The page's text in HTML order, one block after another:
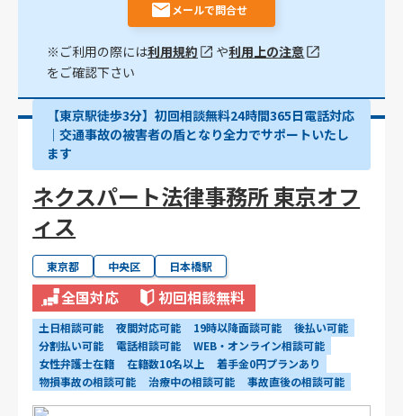
メールで問合せ
※ご利用の際には利用規約 や利用上の注意
をご確認下さい
【東京駅徒歩3分】初回相談無料24時間365日電話対応
｜交通事故の被害者の盾となり全力でサポートいたし
ます
ネクスパート法律事務所 東京オフ
ィス
東京都 中央区 日本橋駅
全国対応 初回相談無料
土日相談可能 夜間対応可能 19時以降面談可能
後払い可能
分割払い可能
電話相談可能
WEB・オンライン相談可能
女性弁護士在籍
在籍数10名以上
着手金0円プランあり
物損事故の相談可能
治療中の相談可能 事故直後の相談可能